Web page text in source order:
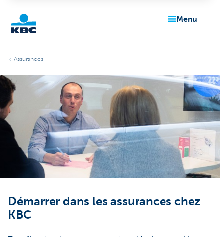
menu
Assurances
Démarrer dans les assurances chez
KBC